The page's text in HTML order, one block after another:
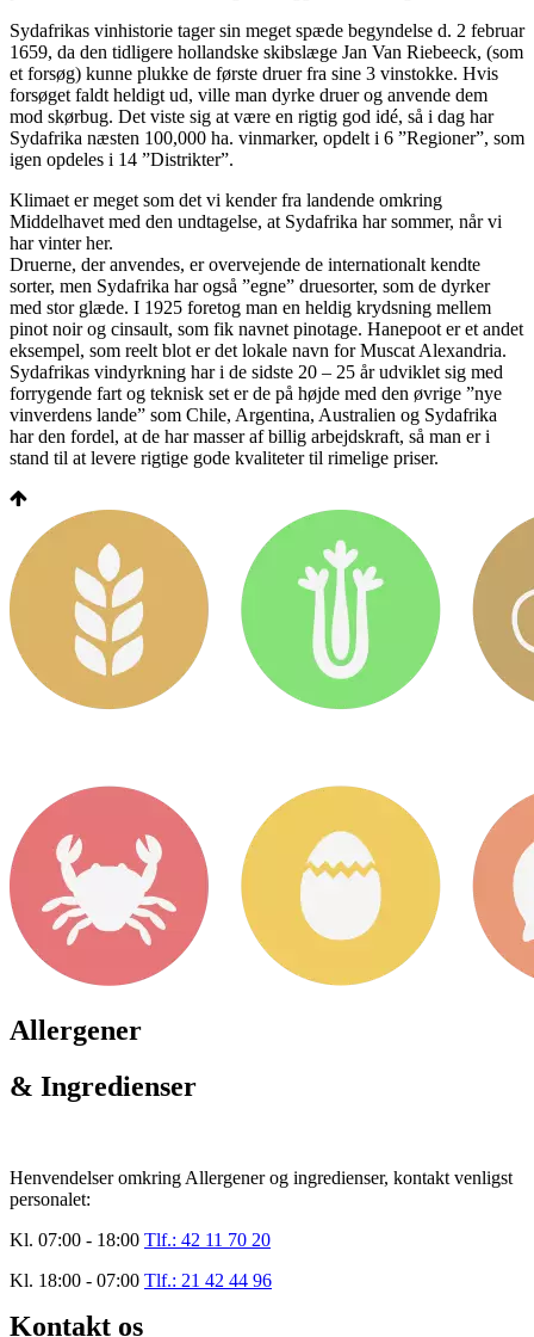
Sydafrikas vinhistorie tager sin meget spæde begyndelse d. 2 februar
1659, da den tidligere hollandske skibslæge Jan Van Riebeeck, (som
et forsøg) kunne plukke de første druer fra sine 3 vinstokke. Hvis
forsøget faldt heldigt ud, ville man dyrke druer og anvende dem
mod skørbug. Det viste sig at være en rigtig god idé, så i dag har
Sydafrika næsten 100,000 ha. vinmarker, opdelt i 6 ”Regioner”, som
igen opdeles i 14 ”Distrikter”.
Klimaet er meget som det vi kender fra landende omkring
Middelhavet med den undtagelse, at Sydafrika har sommer, når vi
har vinter her.
Druerne, der anvendes, er overvejende de internationalt kendte
sorter, men Sydafrika har også ”egne” druesorter, som de dyrker
med stor glæde. I 1925 foretog man en heldig krydsning mellem
pinot noir og cinsault, som fik navnet pinotage. Hanepoot er et andet
eksempel, som reelt blot er det lokale navn for Muscat Alexandria.
Sydafrikas vindyrkning har i de sidste 20 – 25 år udviklet sig med
forrygende fart og teknisk set er de på højde med den øvrige ”nye
vinverdens lande” som Chile, Argentina, Australien og Sydafrika
har den fordel, at de har masser af billig arbejdskraft, så man er i
stand til at levere rigtige gode kvaliteter til rimelige priser.
Allergener
& Ingredienser
Henvendelser omkring Allergener og ingredienser, kontakt venligst
personalet:
Kl. 07:00 - 18:00 Tlf.: 42 11 70 20
Kl. 18:00 - 07:00 Tlf.: 21 42 44 96
Kontakt os